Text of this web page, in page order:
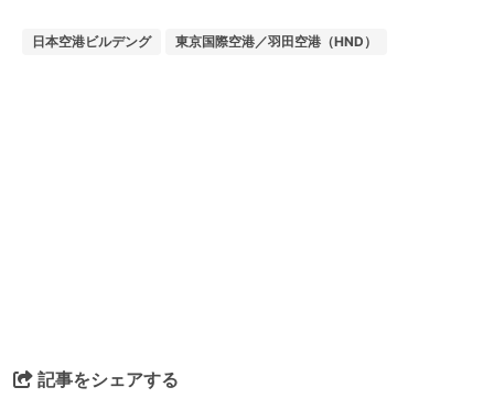
日本空港ビルデング 東京国際空港／羽田空港（HND）
記事をシェアする